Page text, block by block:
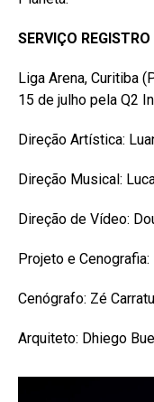
SERVIÇO
Liga Arena, Curitiba
15 de julho pela Q2
Direção Artística:
Direção Musical:
Direção de Vídeo:
Projeto e Cenografia:
Cenógrafo: Zé Carratu
Arquiteto: Dhiego